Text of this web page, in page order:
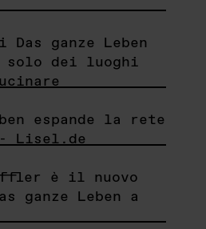
Das ganze Leben
solo dei luoghi
espande la rete
Lisel.de
è il nuovo
ganze Leben a